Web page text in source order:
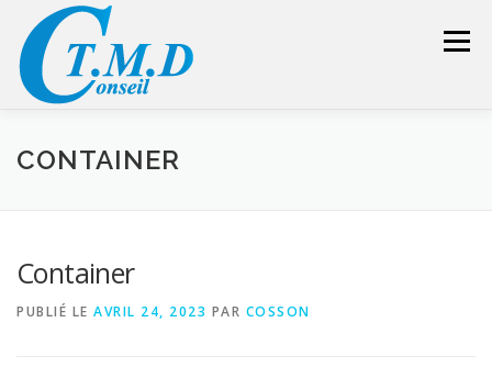
contenu
Menu
ACCUEIL CONSEILLER SÉCURITÉ
LIENS UTILES DEVIS ESPACE RÉSERVÉ
CONTAINER
Container
PUBLIÉ LE AVRIL 24, 2023 PAR COSSON